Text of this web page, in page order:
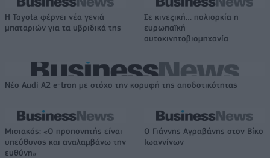
Η Toyota φέρνει νέα γενιά
μπαταριών για τα υβριδικά της
Σε κινεζική… πολιορκία η
ευρωπαϊκή
αυτοκινητοβιομηχανία
Νέο Audi A2 e-tron με στόχο την κορυφή της αποδοτικότητας
Μισιακός: «Ο προπονητής είναι
υπεύθυνος και αναλαμβάνω την
ευθύνη»
Ο Γιάννης Αγραβάνης στον Βίκο
Ιωαννίνων